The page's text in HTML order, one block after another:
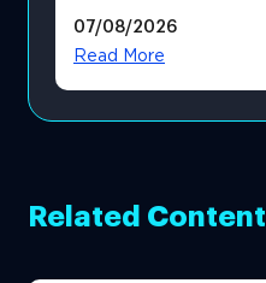
โดยตรง
07/08/2026
Read More
Related Content